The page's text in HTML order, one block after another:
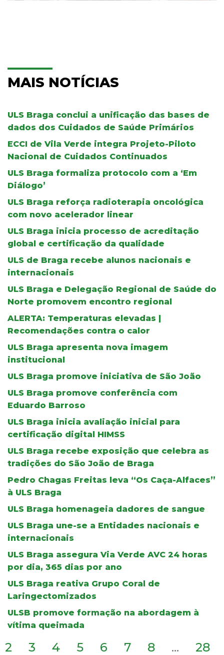
MAIS NOTÍCIAS
ULS Braga conclui a unificação das bases de
dados dos Cuidados de Saúde Primários
ECCI de Vila Verde integra Projeto-Piloto
Nacional de Cuidados Continuados
ULS Braga formaliza protocolo com a ‘Em
Diálogo’
ULS Braga reforça radioterapia oncológica
com novo acelerador linear
ULS Braga inicia processo de acreditação
global e certificação da qualidade
ULS de Braga recebe alunos nacionais e
internacionais
ULS Braga e Delegação Regional de Saúde do
Norte promovem encontro regional
ALERTA: Temperaturas elevadas |
Recomendações contra o calor
ULS Braga apresenta nova imagem
institucional
ULS Braga promove iniciativa de São João
ULS Braga promove conferência com
Eduardo Barroso
ULS Braga inicia avaliação inicial para
certificação digital HIMSS
ULS Braga recebe exposição que celebra as
tradições do São João de Braga
Pedro Chagas Freitas leva “Os Caça-Alfaces”
à ULS Braga
ULS Braga homenageia dadores de sangue
ULS Braga une-se a Entidades nacionais e
internacionais
ULS Braga assegura Via Verde AVC 24 horas
por dia, 365 dias por ano
ULS Braga reativa Grupo Coral de
Laringectomizados
ULSB promove formação na abordagem à
vítima queimada
2 3 4 5 6 7 8 ... 28